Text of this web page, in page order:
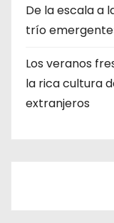
De la escala a
trío
Los veranos
la rica cultura
extranjeros